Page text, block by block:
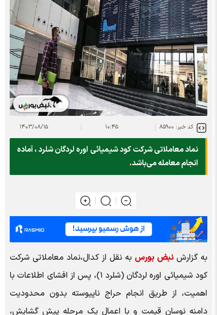
کد خبر: ۸۵۹۰۰ ۱۰:۴۵ ۱۴۰۳/۰۸/۱۵
نماد معاملاتی شرکت کود شیمیائی اوره لردگان شلرد ، آماده
انجام معامله می‌باشد.
به گزارشنبض بورس به نقل از کدال،نماد معاملاتی شرکت
کود شیمیائی اوره لردگان (شلرد ۱)، پس از افشای اطلاعات با
اهمیت، از طریق انجام حراج ناپیوسته بدون محدودیت
دامنه نوسان قیمت و با اعمال یک مرحله پیش گشایش،